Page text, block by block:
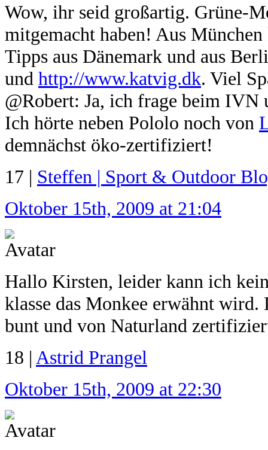
Wow, ihr seid großartig. Grüne-
mitgemacht haben! Aus
Tipps aus Dänemark und aus
und http://www.katvig.dk. Viel
@Robert: Ja, ich frage beim IVN
Ich hörte neben Pololo noch von
demnächst öko-zertifiziert!
17 | Steffen | Sport & Outdoor
Oktober 15th, 2009 at 21:04
Hallo Kirsten, leider kann ich
klasse das Monkee erwähnt
bunt und von Naturland
18 | Astrid Prangel
Oktober 15th, 2009 at 22:30